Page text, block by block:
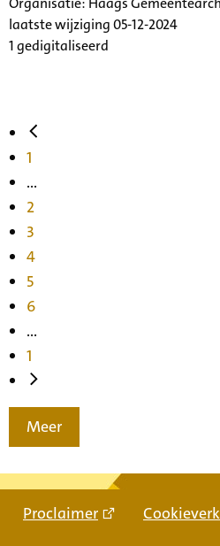
laatste wijziging 05-12-2024
1 gedigitaliseerd
1
...
2
3
4
5
6
...
1
Meer
Proclaimer